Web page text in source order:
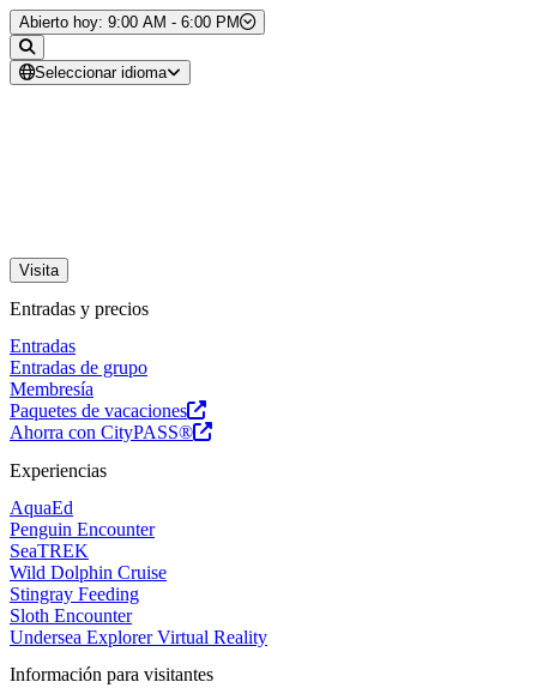
Saltar al contenido
Abierto hoy: 9:00 AM - 6:00 PM
Seleccionar idioma
Visita
Entradas y precios
Entradas
Entradas de grupo
Membresía
Paquetes de vacaciones
Ahorra con CityPASS®
Experiencias
AquaEd
Penguin Encounter
SeaTREK
Wild Dolphin Cruise
Stingray Feeding
Sloth Encounter
Undersea Explorer Virtual Reality
Información para visitantes